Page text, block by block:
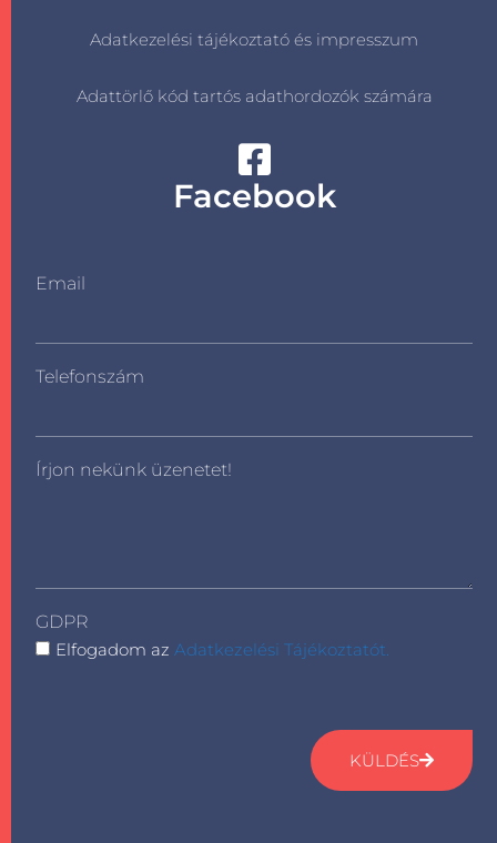
Adatkezelési tájékoztató és impresszum
Adattörlő kód tartós adathordozók számára
Facebook
Email
Telefonszám
Írjon nekünk üzenetet!
GDPR
Elfogadom azAdatkezelési Tájékoztatót.
KÜLDÉS